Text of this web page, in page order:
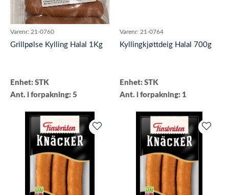
Varenr: 21-0760
Grillpølse Kylling Halal 1Kg
Enhet: STK
Ant. i forpakning: 5
Varenr: 21-0764
Kyllingkjøttdeig Halal 700g
Enhet: STK
Ant. i forpakning: 1